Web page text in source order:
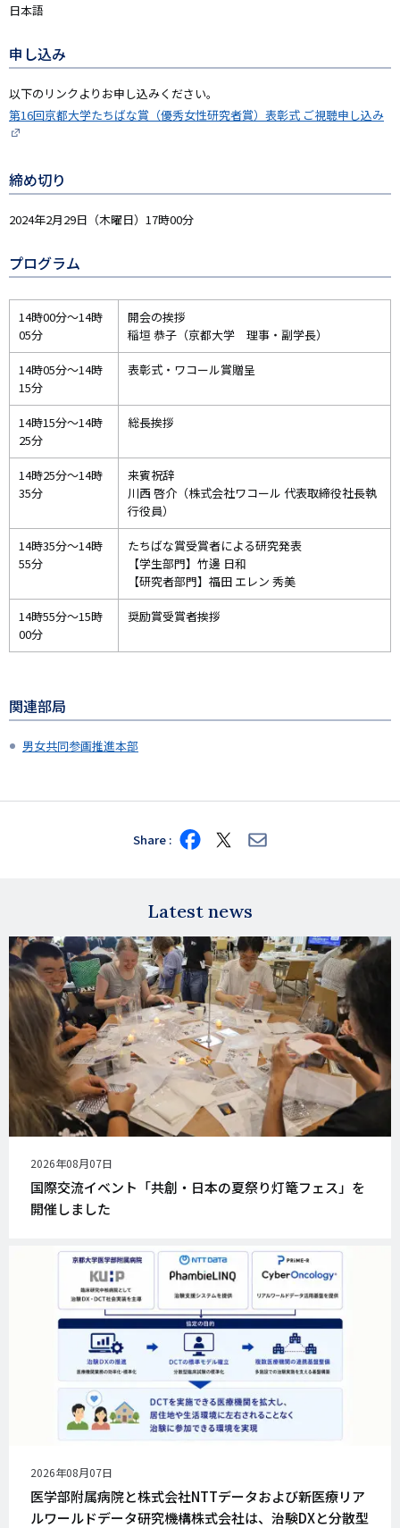
日本語
申し込み
以下のリンクよりお申し込みください。
第16回京都大学たちばな賞（優秀女性研究者賞）表彰式 ご視聴申し込み
締め切り
2024年2月29日（木曜日）17時00分
プログラム
14時00分～14時
05分
開会の挨拶
稲垣 恭子（京都大学 理事・副学長）
14時05分～14時
15分
表彰式・ワコール賞贈呈
14時15分～14時
25分
総長挨拶
14時25分～14時
35分
来賓祝辞
川西 啓介（株式会社ワコール 代表取締役社長執
行役員）
14時35分～14時
55分
たちばな賞受賞者による研究発表
【学生部門】竹邊 日和
【研究者部門】福田 エレン 秀美
14時55分～15時
00分
奨励賞受賞者挨拶
関連部局
男女共同参画推進本部
Share Share
on
Share
on
Share
via
Latest news
公
開
日
2026年08月07日
国際交流イベント「共創・日本の夏祭り灯篭フェス」を
開催しました
公
開
日
2026年08月07日
医学部附属病院と株式会社NTTデータおよび新医療リア
ルワールドデータ研究機構株式会社は、治験DXと分散型